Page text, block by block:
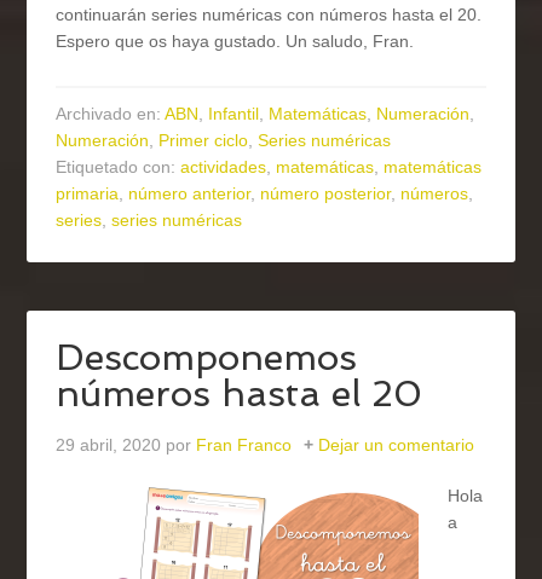
continuarán series numéricas con números hasta el 20.
Espero que os haya gustado. Un saludo, Fran.
Archivado en:ABN, Infantil, Matemáticas, Numeración,
Numeración, Primer ciclo,Series numéricas
Etiquetado con:actividades, matemáticas, matemáticas
primaria, número anterior, número posterior, números,
series,series numéricas
Descomponemos
números hasta el 20
29 abril, 2020 por Fran Franco Dejar un comentario
Hola
a